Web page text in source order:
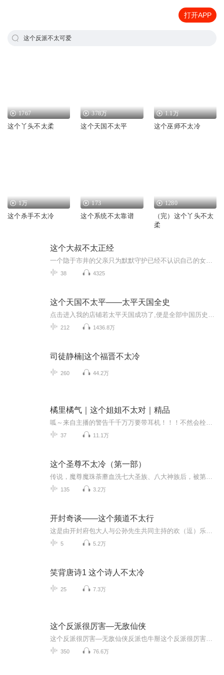
打开APP
这个反派不太可爱
1767
这个丫头不太柔
378万
这个天国不太平
1.1万
这个巫师不太冷
1万
这个杀手不太冷
173
这个系统不太靠谱
1280
（完）这个丫头不太
柔
这个大叔不太正经
38 4325
这个天国不太平——太平天国全史
212 1436.8万
司徒静楠|这个福晋不太冷
260 44.2万
橘里橘气｜这个姐姐不太对｜精品
37 11.1万
这个圣尊不太冷（第一部）
135 3.2万
开封奇谈——这个频道不太行
5 5.2万
笑背唐诗1 这个诗人不太冷
25 7.3万
这个反派很厉害—无敌仙侠
350 76.6万